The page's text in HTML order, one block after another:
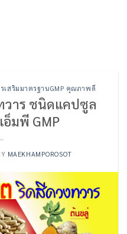
เสริมมาตรฐานGMP คุณภาพดี
วาร ชนิดแคปซูล
อ็มพี GMP
MAEKHAMPOROSOT